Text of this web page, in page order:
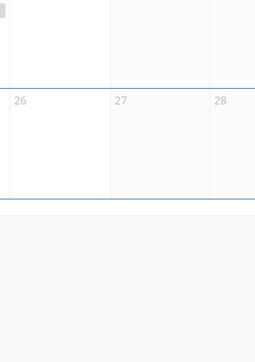
26 27 28